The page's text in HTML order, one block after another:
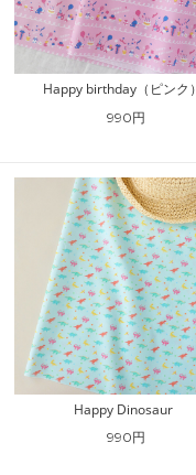
Happy birthday（ピンク）
990円
Happy Dinosaur
990円